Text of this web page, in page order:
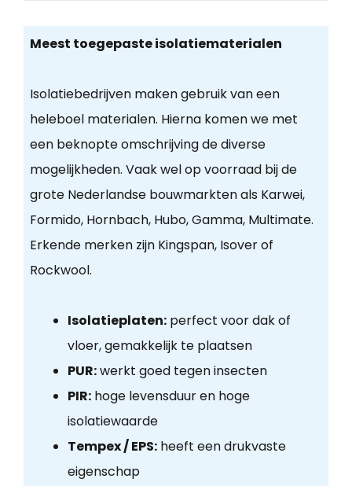
Meest toegepaste isolatiematerialen
Isolatiebedrijven maken gebruik van een
heleboel materialen. Hierna komen we met
een beknopte omschrijving de diverse
mogelijkheden. Vaak wel op voorraad bij de
grote Nederlandse bouwmarkten als Karwei,
Formido, Hornbach, Hubo, Gamma, Multimate.
Erkende merken zijn Kingspan, Isover of
Rockwool.
Isolatieplaten:perfect voor dak of
vloer, gemakkelijk te plaatsen
PUR:werkt goed tegen insecten
PIR:hoge levensduur en hoge
isolatiewaarde
Tempex / EPS:heeft een drukvaste
eigenschap